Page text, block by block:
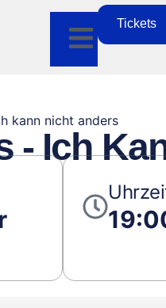
Tickets
kann nicht anders
- Ich